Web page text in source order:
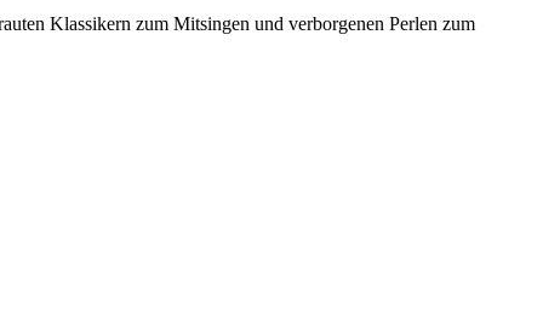
Klassikern zum Mitsingen und verborgenen Perlen zum